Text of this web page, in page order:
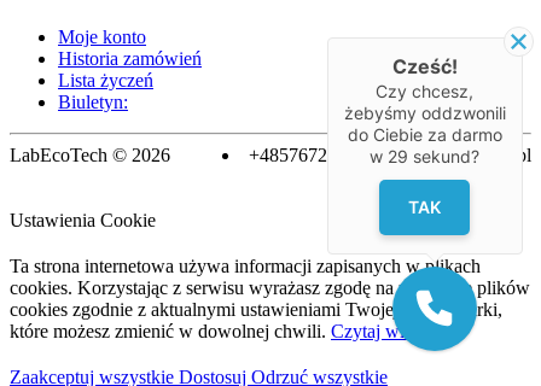
Moje konto
Historia zamówień
Lista życzeń
Biuletyn:
LabEcoTech © 2026 +48576728763 biuro@labecotech.pl
Ustawienia Cookie
Ta strona internetowa używa informacji zapisanych w plikach
cookies. Korzystając z serwisu wyrażasz zgodę na używanie plików
cookies zgodnie z aktualnymi ustawieniami Twojej przeglądarki,
które możesz zmienić w dowolnej chwili. Czytaj więcej
Zaakceptuj wszystkie Dostosuj Odrzuć wszystkie
Cześć!
Czy chcesz,
żebyśmy oddzwonili
do Ciebie za darmo
w 29 sekund?
TAK